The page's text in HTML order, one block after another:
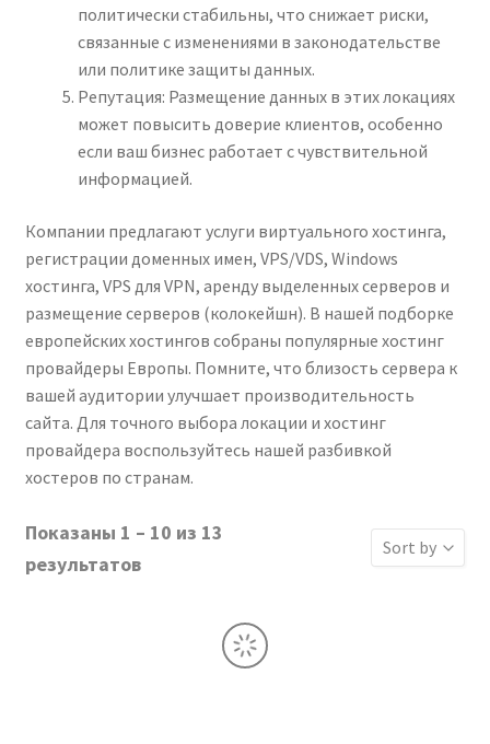
политически стабильны, что снижает риски,
связанные с изменениями в законодательстве
или политике защиты данных.
Репутация: Размещение данных в этих локациях
может повысить доверие клиентов, особенно
если ваш бизнес работает с чувствительной
информацией.
Компании предлагают услуги виртуального хостинга,
регистрации доменных имен, VPS/VDS, Windows
хостинга, VPS для VPN, аренду выделенных серверов и
размещение серверов (колокейшн). В нашей подборке
европейских хостингов собраны популярные хостинг
провайдеры Европы. Помните, что близость сервера к
вашей аудитории улучшает производительность
сайта. Для точного выбора локации и хостинг
провайдера воспользуйтесь нашей разбивкой
хостеров по странам.
Показаны 1 – 10 из 13
результатов
Sort by